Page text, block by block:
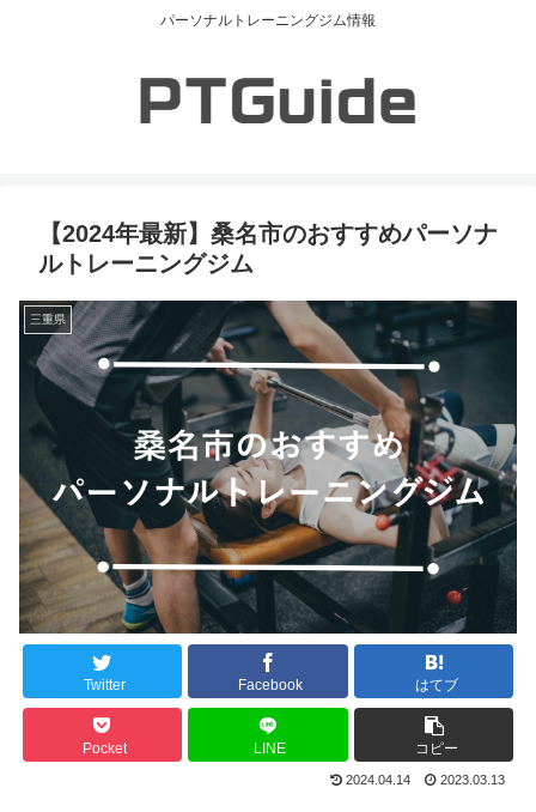
パーソナルトレーニングジム情報
【2024年最新】桑名市のおすすめパーソナ
ルトレーニングジム
三重県
Twitter Facebook はてブ
Pocket LINE コピー
2024.04.14 2023.03.13